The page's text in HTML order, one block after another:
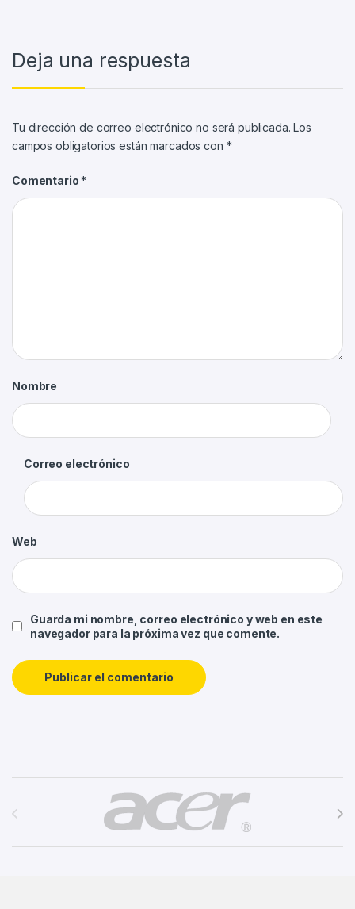
Deja una respuesta
Tu dirección de correo electrónico no será publicada. Los
campos obligatorios están marcados con *
Comentario *
Nombre
Correo electrónico
Web
Guarda mi nombre, correo electrónico y web en este
navegador para la próxima vez que comente.
Brands Carousel